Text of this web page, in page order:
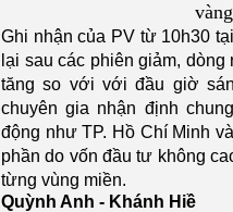
Ghi nhận của PV từ 10h30
lại sau các phiên giảm,
tăng so với với đầu giờ
chuyên gia nhận định
động như TP. Hồ Chí Minh
phần do vốn đầu tư không
từng vùng miền.
Quỳnh Anh - Khánh Hiề